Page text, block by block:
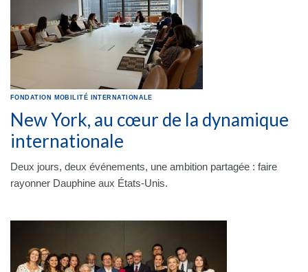
FONDATION MOBILITÉ INTERNATIONALE
New York, au cœur de la dynamique
internationale
Deux jours, deux événements, une ambition partagée : faire
rayonner Dauphine aux États-Unis.